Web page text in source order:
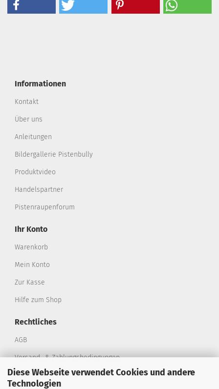
Diese Webseite verwendet Cookies und andere
Technologien
Informationen
Kontakt
Über uns
Anleitungen
Bildergallerie Pistenbully
Produktvideo
Handelspartner
Pistenraupenforum
Ihr Konto
Warenkorb
Mein Konto
Zur Kasse
Hilfe zum Shop
Rechtliches
AGB
Versand- & Zahlungsbedingungen
Privatsphäre und Datenschutz